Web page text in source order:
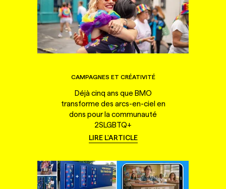
CAMPAGNES ET CRÉATIVITÉ
Déjà cinq ans que BMO
transforme des arcs-en-ciel en
dons pour la communauté
2SLGBTQ+
LIRE L'ARTICLE